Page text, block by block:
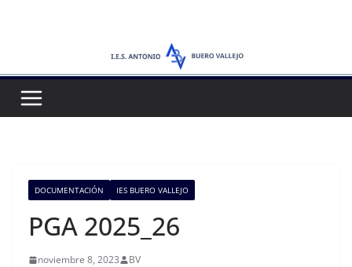
DOCUMENTACIÓN IES BUERO VALLEJO
PGA 2025_26
noviembre 8, 2023 BV